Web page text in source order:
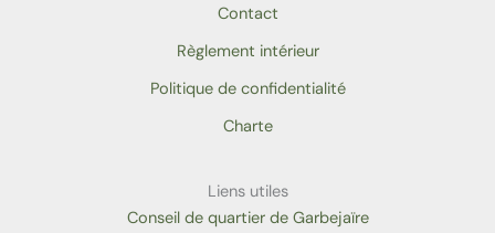
Contact
Règlement intérieur
Politique de confidentialité
Charte
Liens utiles
Conseil de quartier de Garbejaïre